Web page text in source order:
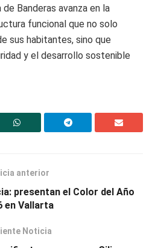
Banderas avanza en la
funcional que no solo
sus habitantes, sino que
y el desarrollo sostenible
anterior
presentan el Color del Año
en Vallarta
Noticia